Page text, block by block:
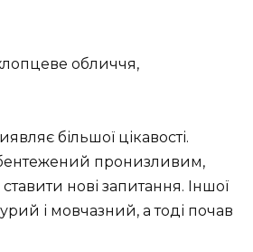
обличчя,
більшої цікавості.
пронизливим,
нові запитання. Іншої
і мовчазний, а тоді почав